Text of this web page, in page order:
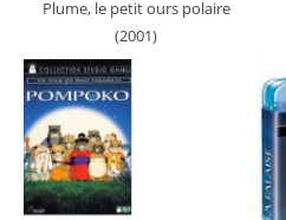
Plume, le petit ours polaire
(2001)